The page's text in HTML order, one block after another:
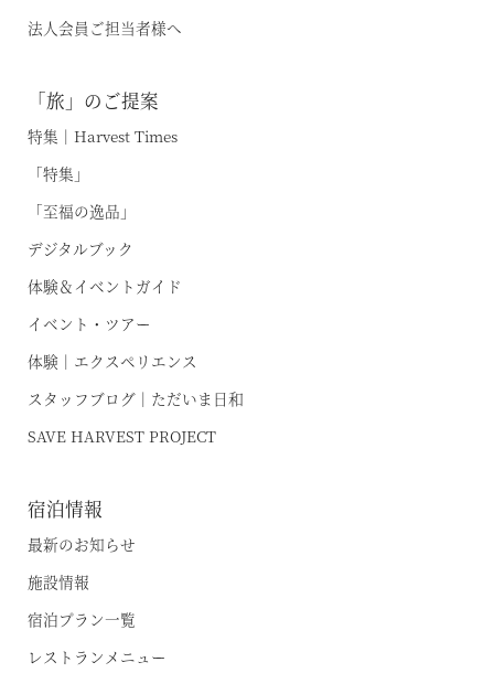
法人会員ご担当者様へ
「旅」のご提案
特集｜Harvest Times
「特集」
「至福の逸品」
デジタルブック
体験＆イベントガイド
イベント・ツアー
体験｜エクスペリエンス
スタッフブログ｜ただいま日和
SAVE HARVEST PROJECT
宿泊情報
最新のお知らせ
施設情報
宿泊プラン一覧
レストランメニュー